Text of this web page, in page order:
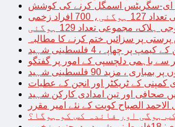
زخمی
پر سزائیں ختم کرنے کا مطالبہ
چھاپہ، 4 فلسطینی شہید
سے باہمی دلچسپی کے امور پر گفتگو
مزید 90 فلسطینی شہید
کے ٹریکٹر اور انجن کے عطیات
صحافی اور تین امدادی کارکن شہید
الصباح کویت کے نئے امیر مقرر
ہوگی اور فائدہ کس کو ہوگا؟